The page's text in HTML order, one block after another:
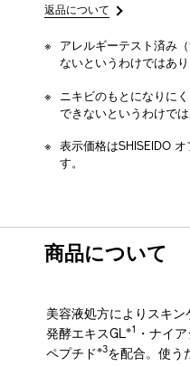
返品について
アレルギーテスト済み
ないというわけではあり
ニキビのもとになりに
できないというわけでは
表示価格はSHISEIDO
す。
商品について
美容液処方によりスキ
発酵エキスGL※1 ・ナイ
ペプチド※3を配合。使う